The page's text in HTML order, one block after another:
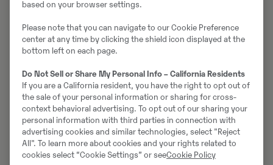
stellen können - in vollstem Vertrauen und zwar für
wesentlich weniger als die Kosten für eine neue
Sprechen Sie uns einfach an:
gebraucht@swecon.de
based on your browser settings.
Please note that you can navigate to our Cookie Preference
center at any time by clicking the shield icon displayed at the
bottom left on each page.
Do Not Sell or Share My Personal Info – California Residents
If you are a California resident, you have the right to opt out of
the sale of your personal information or sharing for cross-
context behavioral advertising. To opt out of our sharing your
personal information with third parties in connection with
advertising cookies and similar technologies, select "Reject
All". To learn more about cookies and your rights related to
cookies select “Cookie Settings” or seeCookie Policy